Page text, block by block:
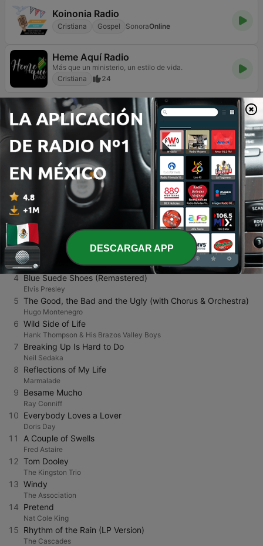
Koinonia Radio
Cristiana Gospel SonoraOnline
Heme Aquí Radio
Más que un ministerio, un estilo de vida.
Cristiana
24
Página4de 7
1
< 4 > >>
TOP CANCIONES
1 Thanks For the Memory
2 Hot Rock
Johnny Carroll
3 (We're Gonna) Rock Around the Clock (Single Version)
Bill Haley & His Comets
4 Blue Suede Shoes (Remastered)
Elvis Presley
5 The Good, the Bad and the Ugly (with Chorus & Orchestra)
Hugo Montenegro
6 Wild Side of Life
Hank Thompson & His Brazos Valley Boys
7 Breaking Up Is Hard to Do
Neil Sedaka
8 Reflections of My Life
Marmalade
9 Besame Mucho
Ray Conniff
10 Everybody Loves a Lover
Doris Day
11 A Couple of Swells
Fred Astaire
12 Tom Dooley
The Kingston Trio
13 Windy
The Association
14 Pretend
Nat Cole King
15 Rhythm of the Rain (LP Version)
The Cascades
DESCARGAR APP